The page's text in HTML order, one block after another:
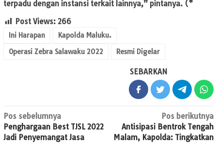
terpadu dengan instansi terkait lainnya,” pintanya. (*
Post Views: 266
Ini Harapan
Kapolda Maluku.
Operasi Zebra Salawaku 2022
Resmi Digelar
SEBARKAN
Navigasi
pos
Pos sebelumnya
Penghargaan Best TJSL 2022
Jadi Penyemangat Jasa
Pos berikutnya
Antisipasi Bentrok Tengah
Malam, Kapolda: Tingkatkan